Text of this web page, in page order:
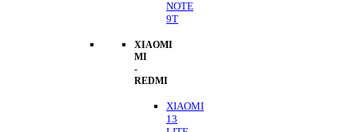
NOTE
9T
XIAOMI
MI
-
REDMI
XIAOMI
13